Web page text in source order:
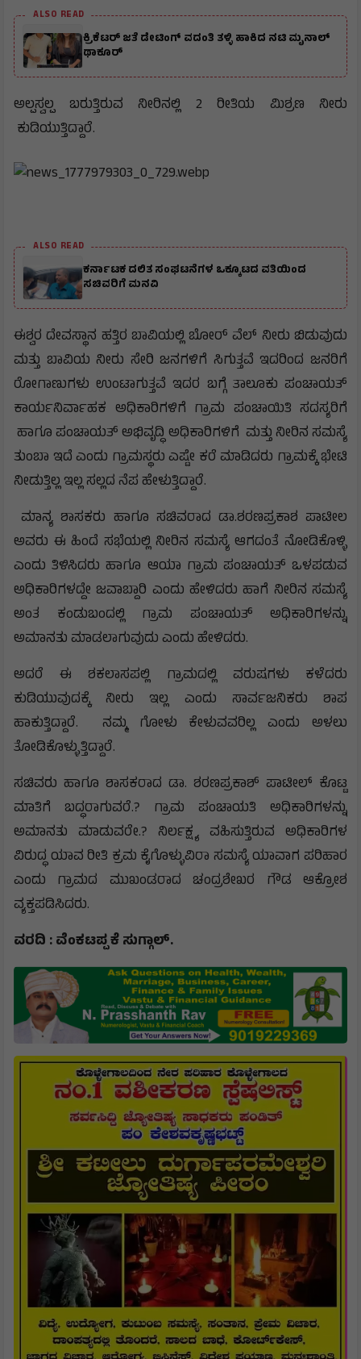
ALSO READ
ಕ್ರಿಕೆಟರ್ ಜತೆ ಡೇಟಿಂಗ್ ವದಂತಿ ತಳ್ಳಿ ಹಾಕಿದ ನಟಿ ಮೃನಾಲ್
ಥಾಕೂರ್
ಅಲ್ಪಸ್ವಲ್ಪ ಬರುತ್ತಿರುವ ನೀರಿನಲ್ಲಿ 2 ರೀತಿಯ ಮಿಶ್ರಣ ನೀರು
ಕುಡಿಯುತ್ತಿದ್ದಾರೆ.
ALSO READ
ಕರ್ನಾಟಕ ದಲಿತ ಸಂಘಟನೆಗಳ ಒಕ್ಕೂಟದ ವತಿಯಿಂದ
ಸಚಿವರಿಗೆ ಮನವಿ
ಈಶ್ವರ ದೇವಸ್ಥಾನ ಹತ್ತಿರ ಬಾವಿಯಲ್ಲಿ ಬೋರ್ ವೆಲ್ ನೀರು ಬಿಡುವುದು
ಮತ್ತು ಬಾವಿಯ ನೀರು ಸೇರಿ ಜನಗಳಿಗೆ ಸಿಗುತ್ತವೆ ಇದರಿಂದ ಜನರಿಗೆ
ರೋಗಾಣುಗಳು ಉಂಟಾಗುತ್ತವೆ ಇದರ ಬಗ್ಗೆ ತಾಲೂಕು ಪಂಚಾಯತ್
ಕಾರ್ಯನಿರ್ವಾಹಕ ಅಧಿಕಾರಿಗಳಿಗೆ ಗ್ರಾಮ ಪಂಚಾಯಿತಿ ಸದಸ್ಯರಿಗೆ
ಹಾಗೂ ಪಂಚಾಯತ್ ಅಭಿವೃದ್ಧಿ ಅಧಿಕಾರಿಗಳಿಗೆ ಮತ್ತು ನೀರಿನ ಸಮಸ್ಯೆ
ತುಂಬಾ ಇದೆ ಎಂದು ಗ್ರಾಮಸ್ಥರು ಎಷ್ಟೇ ಕರೆ ಮಾಡಿದರು ಗ್ರಾಮಕ್ಕೆ ಭೇಟಿ
ನೀಡುತ್ತಿಲ್ಲ ಇಲ್ಲ ಸಲ್ಲದ ನೆಪ ಹೇಳುತ್ತಿದ್ದಾರೆ.
ಮಾನ್ಯ ಶಾಸಕರು ಹಾಗೂ ಸಚಿವರಾದ ಡಾ.ಶರಣಪ್ರಕಾಶ ಪಾಟೀಲ
ಅವರು ಈ ಹಿಂದೆ ಸಭೆಯಲ್ಲಿ ನೀರಿನ ಸಮಸ್ಯೆ ಆಗದಂತೆ ನೋಡಿಕೊಳ್ಳಿ
ಎಂದು ತಿಳಿಸಿದರು ಹಾಗೂ ಆಯಾ ಗ್ರಾಮ ಪಂಚಾಯತ್ ಒಳಪಡುವ
ಅಧಿಕಾರಿಗಳದ್ದೇ ಜವಾಬ್ದಾರಿ ಎಂದು ಹೇಳಿದರು ಹಾಗೆ ನೀರಿನ ಸಮಸ್ಯೆ
ಅಂತ ಕಂಡುಬಂದಲ್ಲಿ ಗ್ರಾಮ ಪಂಚಾಯತ್ ಅಧಿಕಾರಿಗಳನ್ನು
ಅಮಾನತು ಮಾಡಲಾಗುವುದು ಎಂದು ಹೇಳಿದರು.
ಅದರೆ ಈ ಶಕಲಾಸಪಲ್ಲಿ ಗ್ರಾಮದಲ್ಲಿ ವರುಷಗಳು ಕಳೆದರು
ಕುಡಿಯುವುದಕ್ಕೆ ನೀರು ಇಲ್ಲ ಎಂದು ಸಾರ್ವಜನಿಕರು ಶಾಪ
ಹಾಕುತ್ತಿದ್ದಾರೆ. ನಮ್ಮ ಗೋಳು ಕೇಳುವವರಿಲ್ಲ ಎಂದು ಅಳಲು
ತೋಡಿಕೊಳ್ಳುತ್ತಿದ್ದಾರೆ.
ಸಚಿವರು ಹಾಗೂ ಶಾಸಕರಾದ ಡಾ. ಶರಣಪ್ರಕಾಶ್ ಪಾಟೀಲ್ ಕೊಟ್ಟ
ಮಾತಿಗೆ ಬದ್ಧರಾಗುವರೆ.? ಗ್ರಾಮ ಪಂಚಾಯತಿ ಅಧಿಕಾರಿಗಳನ್ನು
ಅಮಾನತು ಮಾಡುವರೇ.? ನಿರ್ಲಕ್ಷ್ಯ ವಹಿಸುತ್ತಿರುವ ಅಧಿಕಾರಿಗಳ
ವಿರುದ್ಧ ಯಾವ ರೀತಿ ಕ್ರಮ ಕೈಗೊಳ್ಳುವಿರಾ ಸಮಸ್ಯೆ ಯಾವಾಗ ಪರಿಹಾರ
ಎಂದು ಗ್ರಾಮದ ಮುಖಂಡರಾದ ಚಂದ್ರಶೇಖರ ಗೌಡ ಆಕ್ರೋಶ
ವ್ಯಕ್ತಪಡಿಸಿದರು.
ವರದಿ : ವೆಂಕಟಪ್ಪ ಕೆ ಸುಗ್ಗಾಲ್.